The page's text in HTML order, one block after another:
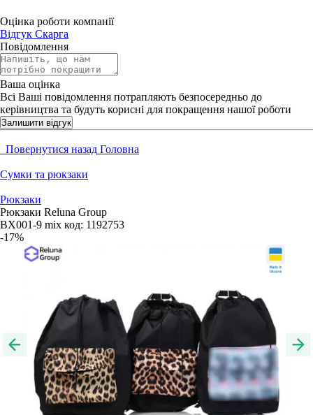
Оцінка роботи компанії
Відгук Скарга
Повідомлення
Ваша оцінка
Всі Ваші повідомлення потрапляють безпосередньо до
керівництва та будуть корисні для покращення нашої роботи
Залишити відгук
Повернутися назад Головна
Сумки та рюкзаки
Рюкзаки
Рюкзаки Reluna Group
BX001-9 mix код: 1192753
-17%